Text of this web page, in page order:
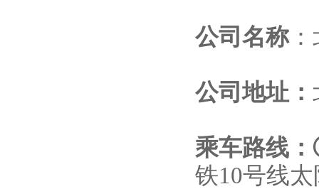
公司名称：
公司地址：
乘车路线
铁10号线